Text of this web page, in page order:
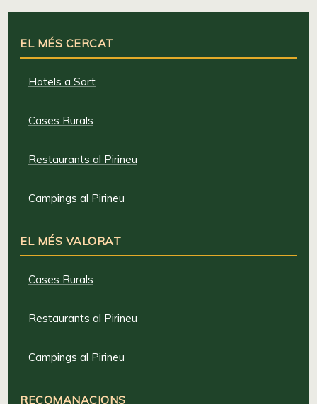
EL MÉS CERCAT
Hotels a Sort
Cases Rurals
Restaurants al Pirineu
Campings al Pirineu
EL MÉS VALORAT
Cases Rurals
Restaurants al Pirineu
Campings al Pirineu
RECOMANACIONS